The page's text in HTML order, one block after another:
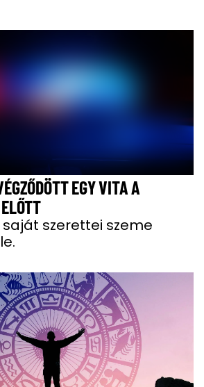
EGY VITA A
szerettei szeme